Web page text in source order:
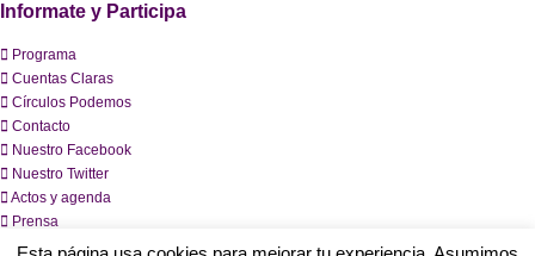
Informate y Participa
Programa
Cuentas Claras
Círculos Podemos
Contacto
Nuestro Facebook
Nuestro Twitter
Actos y agenda
Prensa